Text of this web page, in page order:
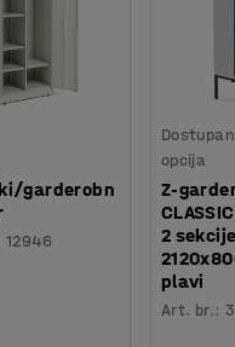
garderobn
12946
opcija
Z-
2
plavi
Art. br.: